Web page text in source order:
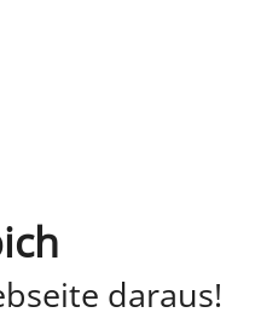
daraus!